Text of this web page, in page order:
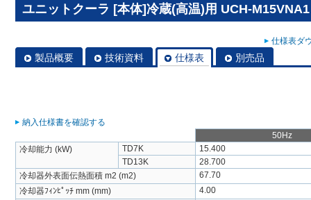
ユニットクーラ [本体]冷蔵(高温)用 UCH-M15VNA1
仕様表ダ
製品概要 技術資料 仕様表 別売品
納入仕様書を確認する
50Hz
冷却能力 (kW)
TD7K
15.400
TD13K
28.700
冷却器外表面伝熱面積 m2 (m2)
67.70
冷却器ﾌｨﾝﾋﾟｯﾁ mm (mm)
4.00